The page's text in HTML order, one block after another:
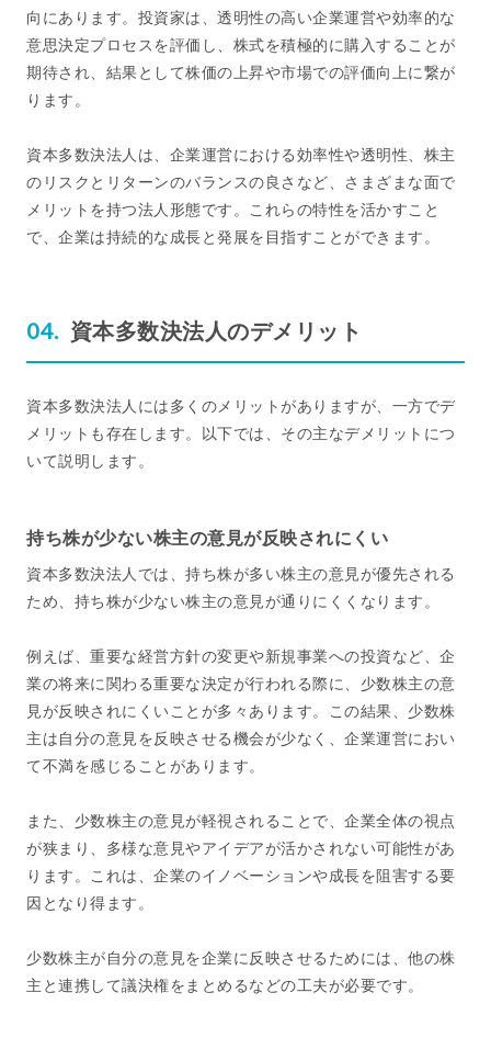
向にあります。投資家は、透明性の高い企業運営や効率的な
意思決定プロセスを評価し、株式を積極的に購入することが
期待され、結果として株価の上昇や市場での評価向上に繋が
ります。
資本多数決法人は、企業運営における効率性や透明性、株主
のリスクとリターンのバランスの良さなど、さまざまな面で
メリットを持つ法人形態です。これらの特性を活かすこと
で、企業は持続的な成長と発展を目指すことができます。
資本多数決法人のデメリット
資本多数決法人には多くのメリットがありますが、一方でデ
メリットも存在します。以下では、その主なデメリットにつ
いて説明します。
持ち株が少ない株主の意見が反映されにくい
資本多数決法人では、持ち株が多い株主の意見が優先される
ため、持ち株が少ない株主の意見が通りにくくなります。
例えば、重要な経営方針の変更や新規事業への投資など、企
業の将来に関わる重要な決定が行われる際に、少数株主の意
見が反映されにくいことが多々あります。この結果、少数株
主は自分の意見を反映させる機会が少なく、企業運営におい
て不満を感じることがあります。
また、少数株主の意見が軽視されることで、企業全体の視点
が狭まり、多様な意見やアイデアが活かされない可能性があ
ります。これは、企業のイノベーションや成長を阻害する要
因となり得ます。
少数株主が自分の意見を企業に反映させるためには、他の株
主と連携して議決権をまとめるなどの工夫が必要です。